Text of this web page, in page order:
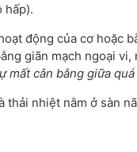
hấp).
động của cơ hoặc
giãn mạch ngoại vi,
mất cân bằng giữa
nhiệt nằm ở sàn